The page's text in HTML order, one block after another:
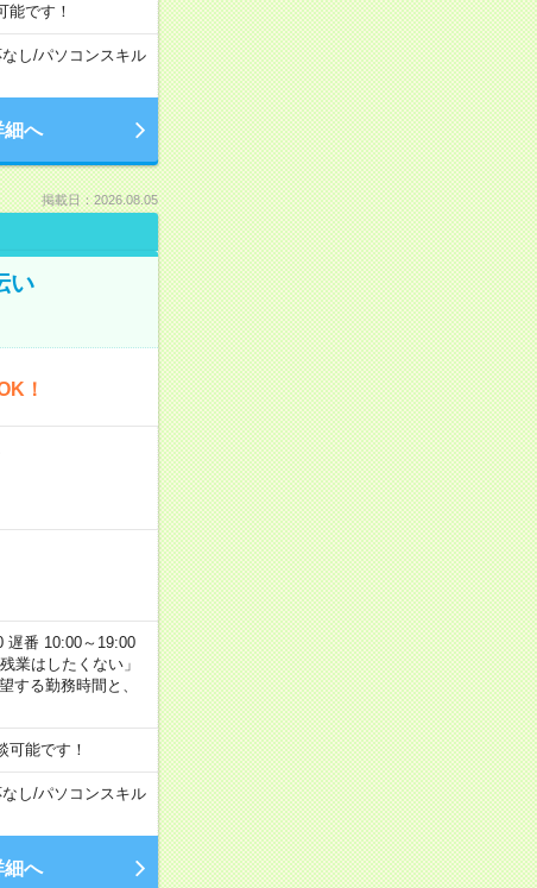
です！
し/パソコンスキル
細へ
掲載日：2026.08.05
い
！
遅番 10:00～19:00
業はしたくない」
る勤務時間と、
能です！
し/パソコンスキル
細へ